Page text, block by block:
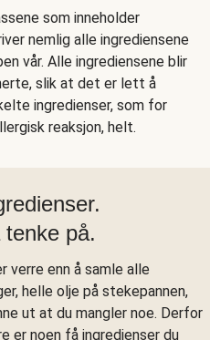
som inneholder
nemlig alle ingrediensene
vår. Alle ingrediensene blir
slik at det er lett å
ingredienser, som for
reaksjon, helt.
tenke på.
verre enn å samle alle
helle olje på stekepannen,
ut at du mangler noe. Derfor
er noen få ingredienser du